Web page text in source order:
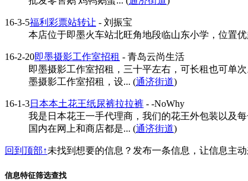
16-3-5福利彩票站转让 - 刘振宝
本店位于即墨火车站北旺角地段临山东小学，位置
16-2-20即墨摄影工作室招租 - 青岛云尚生活
即墨摄影工作室招租，三十平左右，可长租也可单
墨摄影工作室招租，设... (通济街道)
16-1-3日本本土花王纸尿裤拉拉裤 - -NoWhy
我是日本花王一手代理商，我们的花王外包装以及
国内在网上和商店都是... (通济街道)
回到顶部↑未找到想要的信息？发布一条信息，让信息主
信息特征筛选查找